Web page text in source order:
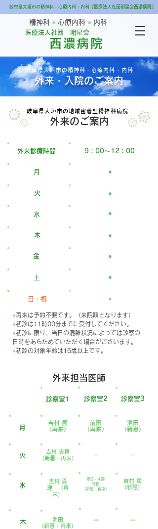
岐阜県大垣市の精神科・心療内科・内科『医療法人社団明星会西濃病院』
精神科 ● 心療内科 ● 内科
医療法人社団 明星会
西濃病院
岐阜県大垣市の精神科・心療内科・内科
外来・入院のご案内
外来のご案内
岐阜県大垣市の地域密着型精神科病院
外来診療時間 9：00～12：00
月 ●
火 ●
水 ●
木 ●
金 ●
土 ●
日・祝 ×
●再来は予約不要です。（来院順となります）
●初診は11時00分までに受付してください。
●初診に限り、当日の混雑状況によっては診察の
日時をあらためていただく場合がございます。
●初診の対象年齢は16歳以上です。
外来担当医師
診察室1 診察室2 診察室3
月
吉村 篤
（再来）
前田
（再来）
池田
（新患）
火
​吉村 真理
​（新患・再来）
－ －
水
吉村 真
理 （再
来）
第2・4週
守田
​（新患・再来）
吉村 篤
（新患）
木
​池田
​（新患・再来）
​－ ​－